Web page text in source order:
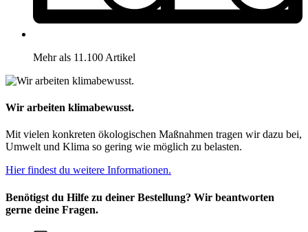
Mehr als 11.100 Artikel
Wir arbeiten klimabewusst.
Mit vielen konkreten ökologischen Maßnahmen tragen wir dazu bei,
Umwelt und Klima so gering wie möglich zu belasten.
Hier findest du weitere Informationen.
Benötigst du Hilfe zu deiner Bestellung? Wir beantworten
gerne deine Fragen.